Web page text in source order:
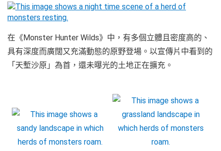
在《Monster Hunter Wilds》中，有多個立體且密度高的、
具有深度而廣闊又充滿動態的原野登場。以宣傳片中看到的
「天塹沙原」為首，還未曝光的土地正在擴充。